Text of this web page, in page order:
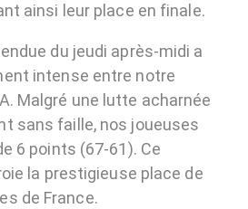
ainsi leur place en finale.
du jeudi après-midi a
intense entre notre
Malgré une lutte acharnée
sans faille, nos joueuses
6 points (67-61). Ce
la prestigieuse place de
de France.